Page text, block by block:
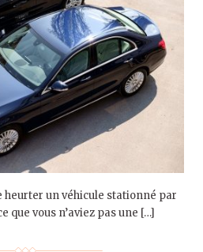
heurter un véhicule stationné par
que vous n’aviez pas une […]